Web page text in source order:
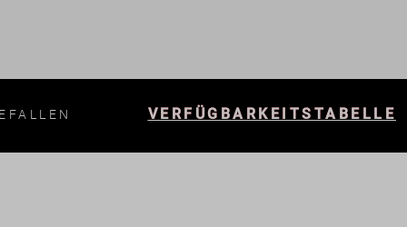
VERFÜGBARKEITSTABELLE